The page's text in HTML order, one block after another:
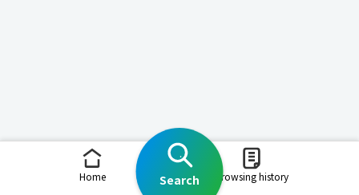
Home Search Browsing history